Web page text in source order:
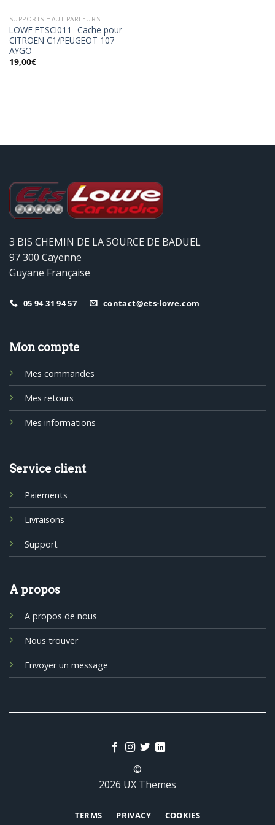
SUPPORTS HAUT-PARLEURS
LOWE ETSCI011- Cache pour
CITROEN C1/PEUGEOT 107
AYGO
19,00€
3 BIS CHEMIN DE LA SOURCE DE BADUEL
97 300 Cayenne
Guyane Française
05 94 31 94 57 contact@ets-lowe.com
Mon compte
Mes commandes
Mes retours
Mes informations
Service client
Paiements
Livraisons
Support
A propos
A propos de nous
Nous trouver
Envoyer un message
©
2026 UX Themes
TERMS PRIVACY COOKIES